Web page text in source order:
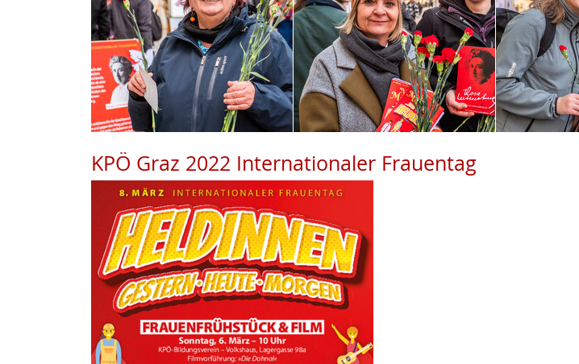
KPÖ Graz 2022 Internationaler Frauentag